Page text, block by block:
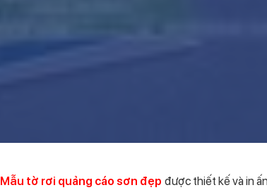
Mẫu tờ rơi quảng cáo sơn đẹp được thiết kế và in